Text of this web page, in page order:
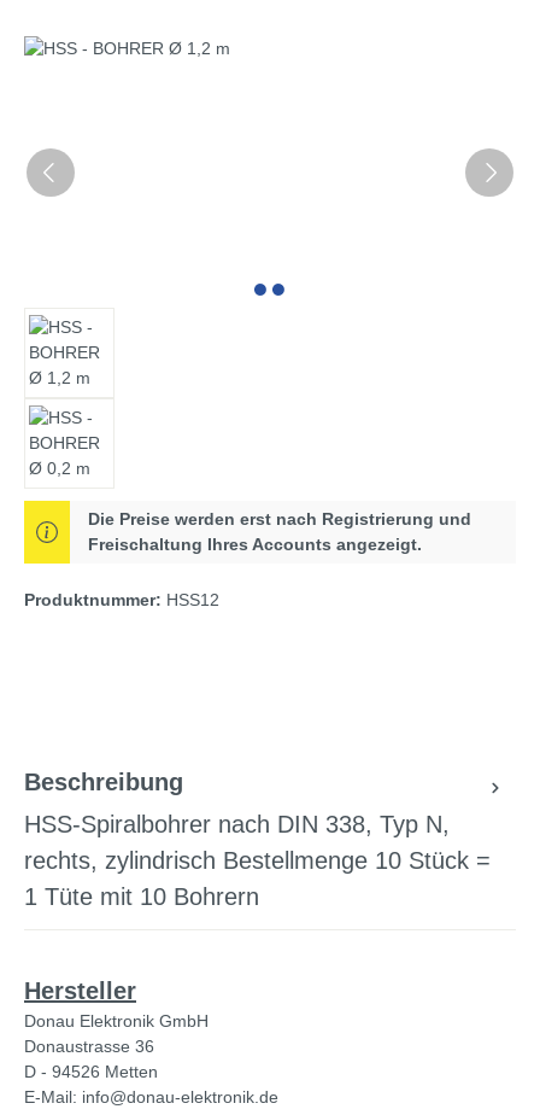
Bildergalerie überspringen
Die Preise werden erst nach Registrierung und
Freischaltung Ihres Accounts angezeigt.
Produktnummer: HSS12
Beschreibung
HSS-Spiralbohrer nach DIN 338, Typ N,
rechts, zylindrisch Bestellmenge 10 Stück =
1 Tüte mit 10 Bohrern
Hersteller
Donau Elektronik GmbH
Donaustrasse 36
D - 94526 Metten
E-Mail: info@donau-elektronik.de